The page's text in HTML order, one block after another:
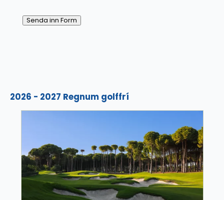
Senda inn Form
2026 - 2027 Regnum golffrí